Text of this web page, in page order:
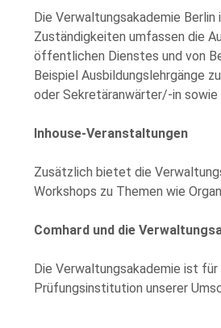
Die Verwaltungsakademie
Zuständigkeiten umfassen die
öffentlichen Dienstes und von
Beispiel Ausbildungslehrgänge
oder Sekretäranwärter/-in sowie
Inhouse-Veranstaltungen
Zusätzlich bietet die
Workshops zu Themen wie
Comhard und die
Die Verwaltungsakademie ist
Prüfungsinstitution unserer
this
field
genommen und stimme der
Sie: Diese Einwilligung können Sie per